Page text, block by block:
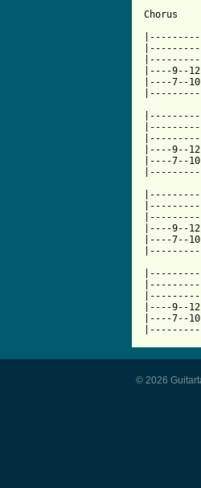
Chorus
|----9--
|----7--
|----9--
|----7--
|----9--
|----7--
|----9--
|----7--
© 2026